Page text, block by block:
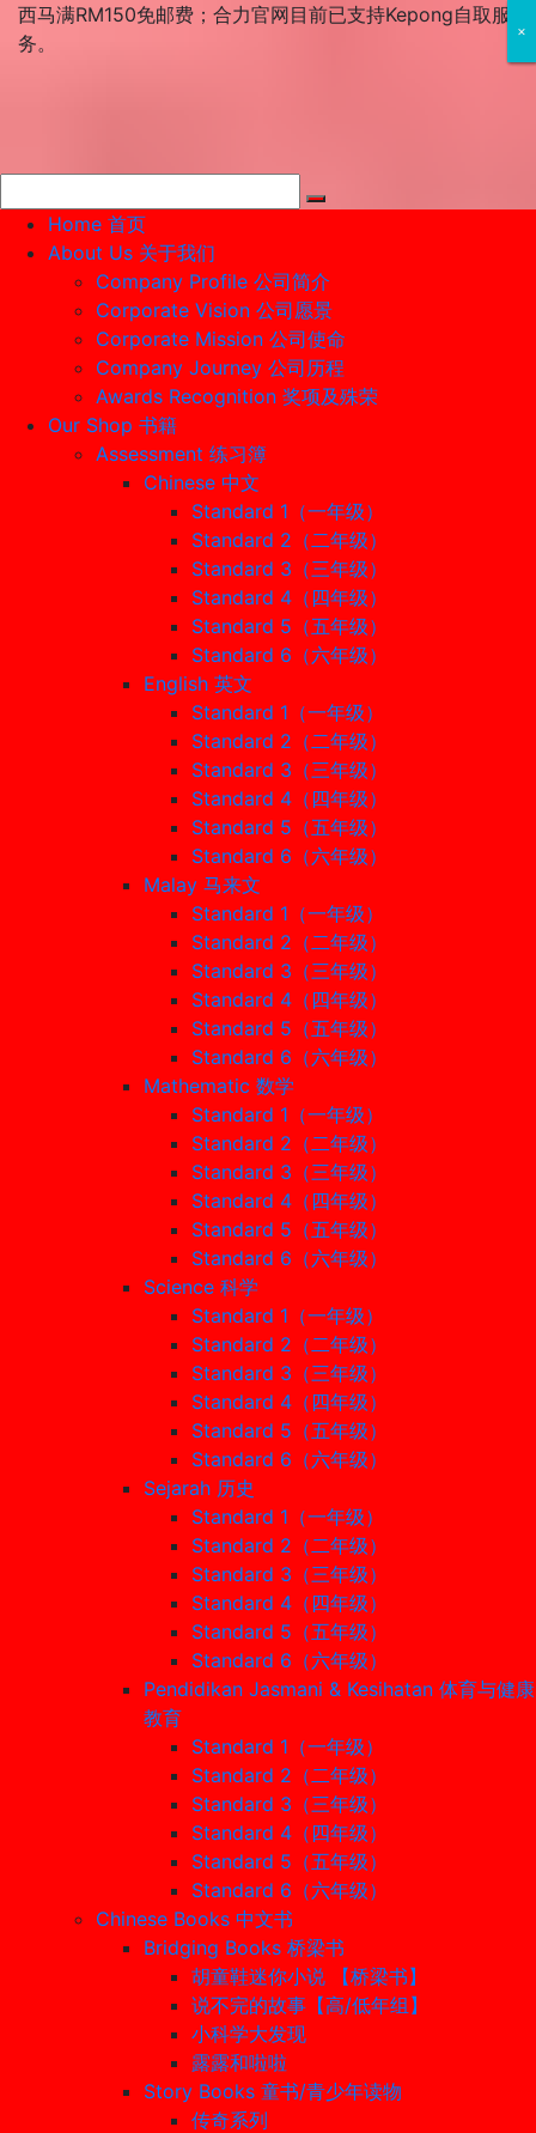
Skip西马满RM150免邮费；合力官网目前已支持Kepong自取服
务。
Home 首页
About Us 关于我们
Company Profile 公司简介
Corporate Vision 公司愿景
Corporate Mission 公司使命
Company Journey 公司历程
Awards Recognition 奖项及殊荣
Our Shop 书籍
Assessment 练习簿
Chinese 中文
Standard 1（一年级）
Standard 2（二年级）
Standard 3（三年级）
Standard 4（四年级）
Standard 5（五年级）
Standard 6（六年级）
English 英文
Standard 1（一年级）
Standard 2（二年级）
Standard 3（三年级）
Standard 4（四年级）
Standard 5（五年级）
Standard 6（六年级）
Malay 马来文
Standard 1（一年级）
Standard 2（二年级）
Standard 3（三年级）
Standard 4（四年级）
Standard 5（五年级）
Standard 6（六年级）
Mathematic 数学
Standard 1（一年级）
Standard 2（二年级）
Standard 3（三年级）
Standard 4（四年级）
Standard 5（五年级）
Standard 6（六年级）
Science 科学
Standard 1（一年级）
Standard 2（二年级）
Standard 3（三年级）
Standard 4（四年级）
Standard 5（五年级）
Standard 6（六年级）
Sejarah 历史
Standard 1（一年级）
Standard 2（二年级）
Standard 3（三年级）
Standard 4（四年级）
Standard 5（五年级）
Standard 6（六年级）
Pendidikan Jasmani & Kesihatan 体育与健康
教育
Standard 1（一年级）
Standard 2（二年级）
Standard 3（三年级）
Standard 4（四年级）
Standard 5（五年级）
Standard 6（六年级）
Chinese Books 中文书
Bridging Books 桥梁书
胡童鞋迷你小说 【桥梁书】
说不完的故事【高/低年组】
小科学大发现
露露和啦啦
Story Books 童书/青少年读物
传奇系列
×
×
×